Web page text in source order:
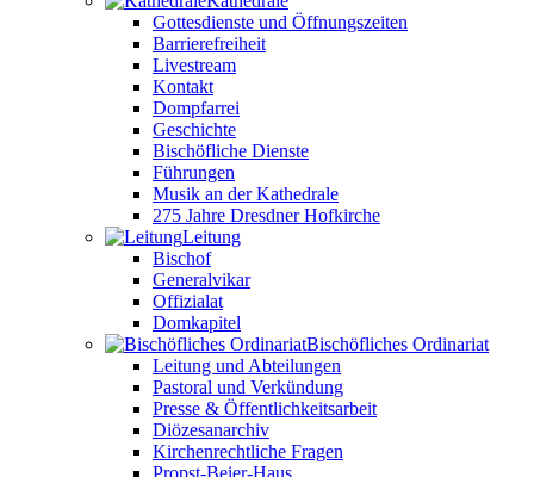
Gottesdienste und Öffnungszeiten
Barrierefreiheit
Livestream
Kontakt
Dompfarrei
Geschichte
Bischöfliche Dienste
Führungen
Musik an der Kathedrale
275 Jahre Dresdner Hofkirche
Leitung
Bischof
Generalvikar
Offizialat
Domkapitel
Bischöfliches Ordinariat
Leitung und Abteilungen
Pastoral und Verkündung
Presse & Öffentlichkeitsarbeit
Diözesanarchiv
Kirchenrechtliche Fragen
Propst-Beier-Haus